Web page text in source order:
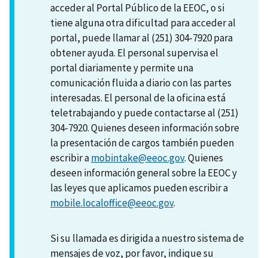
acceder al Portal Público de la EEOC, o si
tiene alguna otra dificultad para acceder al
portal, puede llamar al (251) 304-7920 para
obtener ayuda. El personal supervisa el
portal diariamente y permite una
comunicación fluida a diario con las partes
interesadas. El personal de la oficina está
teletrabajando y puede contactarse al (251)
304-7920. Quienes deseen información sobre
la presentación de cargos también pueden
escribir amobintake@eeoc.gov. Quienes
deseen información general sobre la EEOC y
las leyes que aplicamos pueden escribir a
mobile.localoffice@eeoc.gov.
Si su llamada es dirigida a nuestro sistema de
mensajes de voz, por favor, indique su